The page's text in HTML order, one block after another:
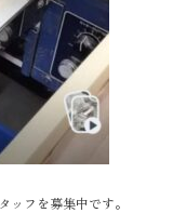
ッフを募集中です。